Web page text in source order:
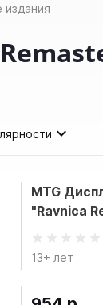
издания
MTG
"Ravnica
13+ лет